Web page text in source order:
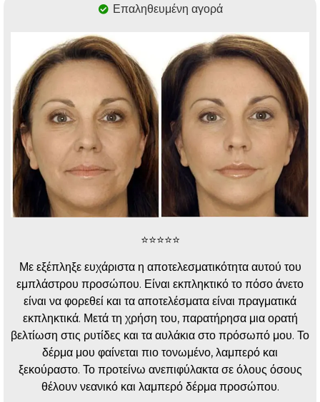
Επαληθευμένη αγορά
⭐️⭐️⭐️⭐️⭐️
Με εξέπληξε ευχάριστα η αποτελεσματικότητα αυτού του
εμπλάστρου προσώπου. Είναι εκπληκτικό το πόσο άνετο
είναι να φορεθεί και τα αποτελέσματα είναι πραγματικά
εκπληκτικά. Μετά τη χρήση του, παρατήρησα μια ορατή
βελτίωση στις ρυτίδες και τα αυλάκια στο πρόσωπό μου. Το
δέρμα μου φαίνεται πιο τονωμένο, λαμπερό και
ξεκούραστο. Το προτείνω ανεπιφύλακτα σε όλους όσους
θέλουν νεανικό και λαμπερό δέρμα προσώπου.